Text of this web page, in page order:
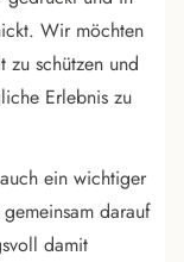
Wir möchten
zu schützen und
Erlebnis zu
ein wichtiger
darauf
damit